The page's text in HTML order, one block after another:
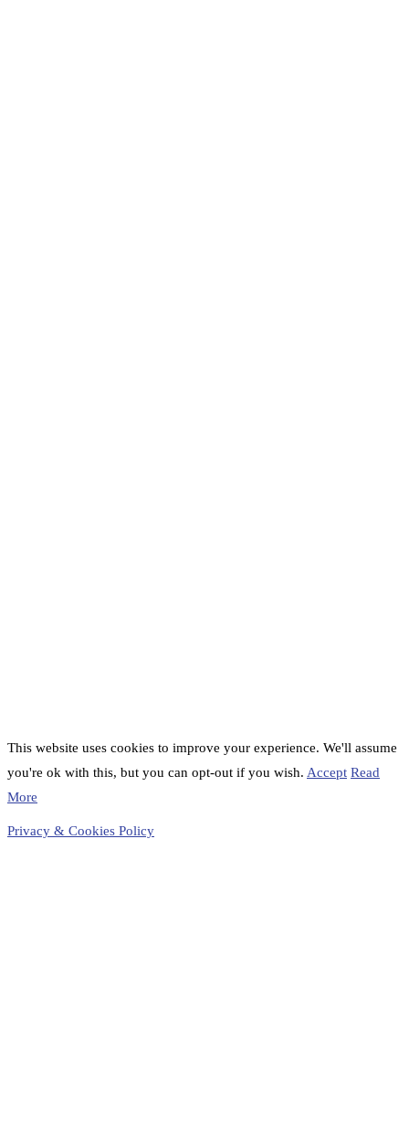
This website uses cookies to improve your experience. We'll assume
you're ok with this, but you can opt-out if you wish. Accept Read
More
Privacy & Cookies Policy